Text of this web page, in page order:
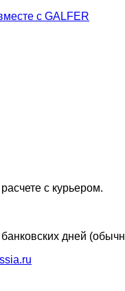
с GALFER
с курьером.
дней